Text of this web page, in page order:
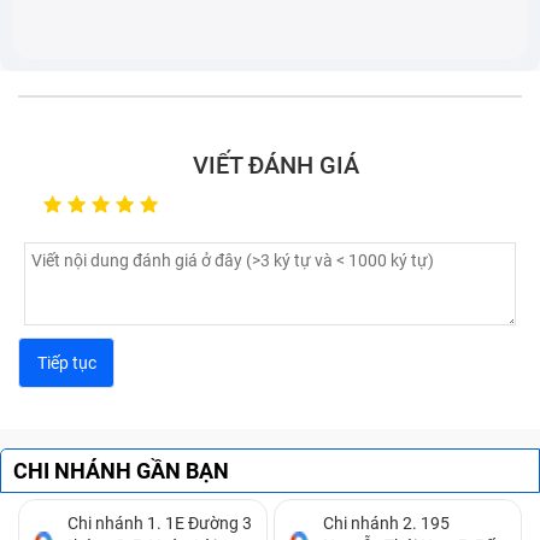
duy nhất.
và đốm mờ li ti. Lỗi này thường xuất hiện do tấm
chắn màn hình bị lỗi gây ra.
VIẾT ĐÁNH GIÁ
CHI NHÁNH GẦN BẠN
Chi nhánh 1. 1E Đường 3
Chi nhánh 2. 195